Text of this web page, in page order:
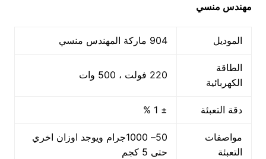
مهندس منسي
الموديل 904 ماركة المهندس منسي
الطاقة
الكهربائية
220 فولت ، 500 وات
دقة التعبئة ± 1 %
مواصفات
التعبئة
50– 1000جرام ويوجد اوزان اخري
حتى 5 كجم